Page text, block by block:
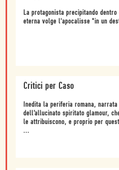
La protagonista precipitando
eterna volge l'apocalisse "in un
Critici per Caso
Inedita la periferia romana,
dell’allucinato spiritato glamour,
le attribuiscono, e proprio per
...